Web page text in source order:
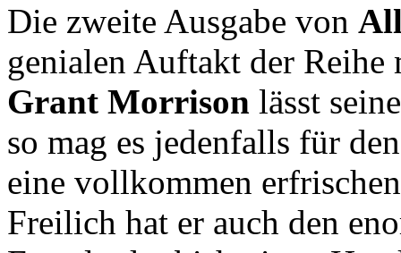
Die zweite Ausgabe von
genialen Auftakt der
Grant Morrison lässt
so mag es jedenfalls für
eine vollkommen
Freilich hat er auch den